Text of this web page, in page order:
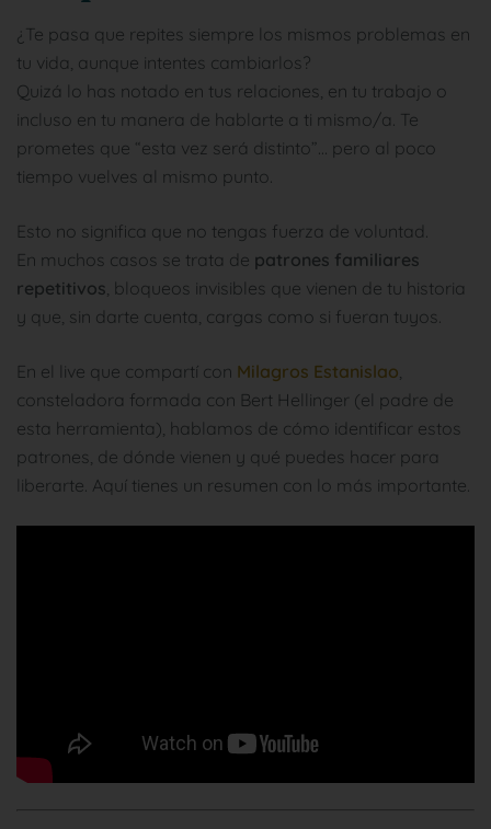
¿Te pasa que repites siempre los mismos problemas en
tu vida, aunque intentes cambiarlos?
Quizá lo has notado en tus relaciones, en tu trabajo o
incluso en tu manera de hablarte a ti mismo/a. Te
prometes que “esta vez será distinto”… pero al poco
tiempo vuelves al mismo punto.
Esto no significa que no tengas fuerza de voluntad.
En muchos casos se trata de patrones familiares
repetitivos, bloqueos invisibles que vienen de tu historia
y que, sin darte cuenta, cargas como si fueran tuyos.
En el live que compartí con Milagros Estanislao,
consteladora formada con Bert Hellinger (el padre de
esta herramienta), hablamos de cómo identificar estos
patrones, de dónde vienen y qué puedes hacer para
liberarte. Aquí tienes un resumen con lo más importante.